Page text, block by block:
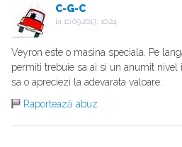
C-G-C
la 10.09.2013, 10:24
Veyron este o masina speciala. Pe
permiti trebuie sa ai si un anumit
sa o apreciezi la adevarata valoare.
Raportează abuz